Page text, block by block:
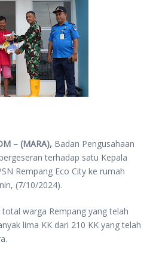
– (MARA), Badan Pengusahaan
terhadap satu Kepala
Rempang Eco City ke rumah
(7/10/2024).
warga Rempang yang telah
lima KK dari 210 KK yang telah